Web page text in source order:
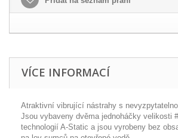
VÍCE INFORMACÍ
Atraktivní vibrující nástrahy s
Jsou vybaveny dvěma jednoháčky velikosti
technologií A-Static a jsou vyrobeny bez